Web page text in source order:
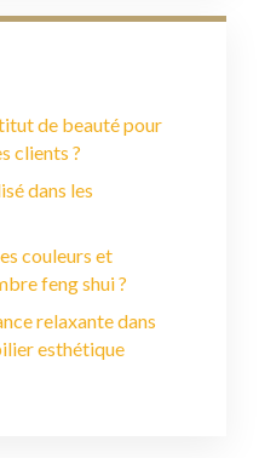
de beauté pour
clients ?
dans les
couleurs et
feng shui ?
relaxante dans
esthétique